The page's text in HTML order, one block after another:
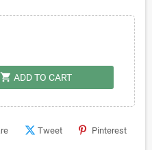
shopping_cart ADD TO CART
Tweet Pinterest